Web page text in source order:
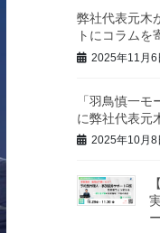
弊社代表元木
トにコラムを
2025年11月6
「羽鳥慎一モ
に弊社代表元
2025年10月8